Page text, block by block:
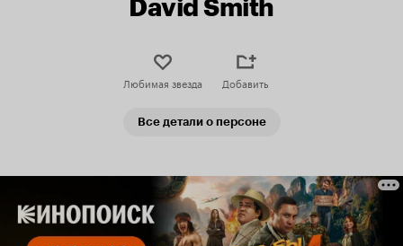
David Smith
Любимая звезда Добавить
Все детали о персоне